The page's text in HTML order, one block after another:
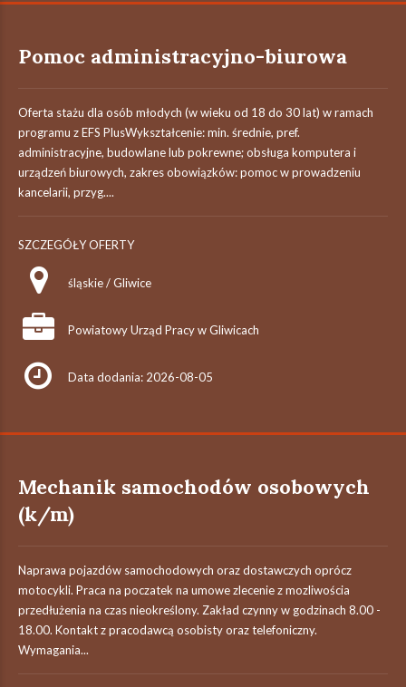
Pomoc administracyjno-biurowa
Oferta stażu dla osób młodych (w wieku od 18 do 30 lat) w ramach
programu z EFS PlusWykształcenie: min. średnie, pref.
administracyjne, budowlane lub pokrewne; obsługa komputera i
urządzeń biurowych, zakres obowiązków: pomoc w prowadzeniu
kancelarii, przyg....
SZCZEGÓŁY OFERTY
śląskie / Gliwice
Powiatowy Urząd Pracy w Gliwicach
Data dodania: 2026-08-05
Mechanik samochodów osobowych
(k/m)
Naprawa pojazdów samochodowych oraz dostawczych oprócz
motocykli. Praca na poczatek na umowe zlecenie z mozliwościa
przedłużenia na czas nieokreślony. Zakład czynny w godzinach 8.00 -
18.00. Kontakt z pracodawcą osobisty oraz telefoniczny.
Wymagania...